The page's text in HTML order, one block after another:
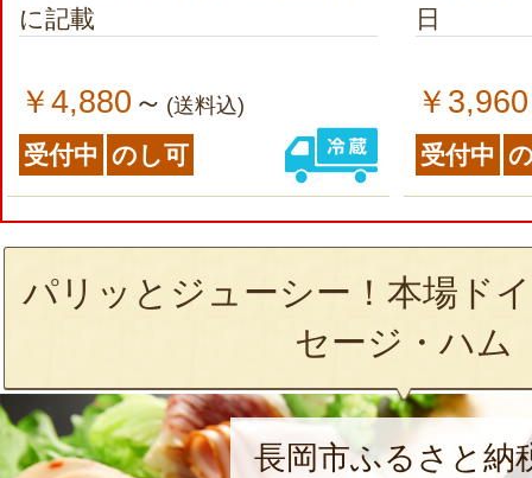
に記載
￥4,880 ～ (送料込)
受付中 のし可
日
￥3,960
受付中
パリッとジューシー！本場ド
セージ・ハム
長岡市ふるさと納